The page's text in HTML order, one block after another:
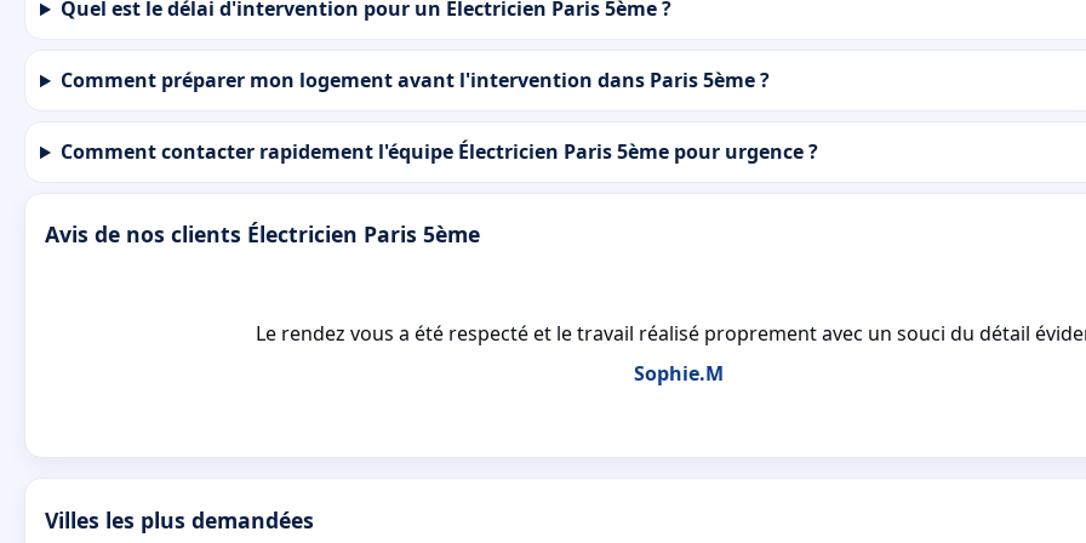
Quel est le délai d'intervention pour un Électricien Paris 5ème ?
Comment préparer mon logement avant l'intervention dans Paris 5ème ?
Comment contacter rapidement l'équipe Électricien Paris 5ème pour urgence ?
Avis de nos clients Électricien Paris 5ème
Le rendez vous a été respecté et le travail réalisé proprement avec un souci du détail
Sophie.M
Villes les plus demandées